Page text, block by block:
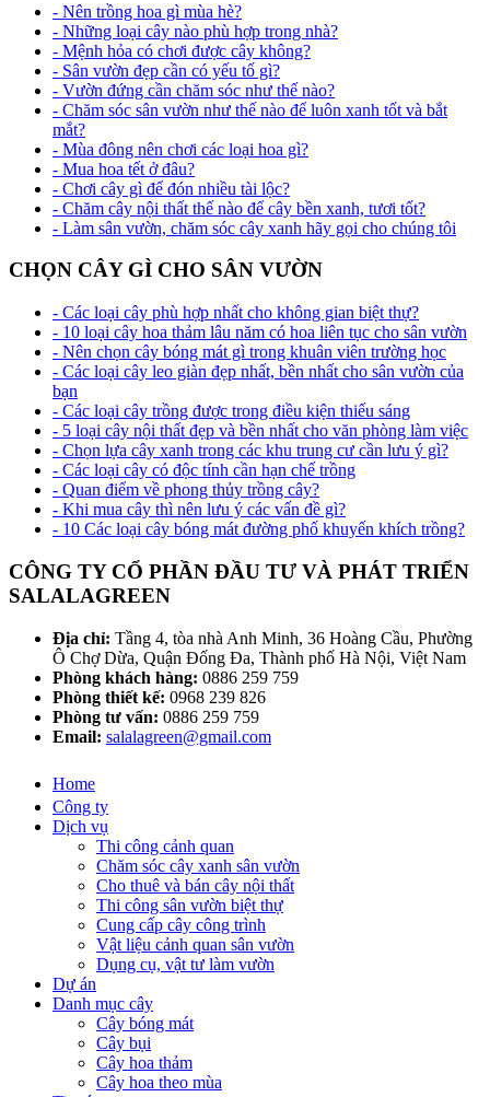
- Nên trồng hoa gì mùa hè?
- Những loại cây nào phù hợp trong nhà?
- Mệnh hỏa có chơi được cây không?
- Sân vườn đẹp cần có yếu tố gì?
- Vườn đứng cần chăm sóc như thế nào?
- Chăm sóc sân vườn như thế nào để luôn xanh tốt và bắt
mắt?
- Mùa đông nên chơi các loại hoa gì?
- Mua hoa tết ở đâu?
- Chơi cây gì để đón nhiều tài lộc?
- Chăm cây nội thất thế nào để cây bền xanh, tươi tốt?
- Làm sân vườn, chăm sóc cây xanh hãy gọi cho chúng tôi
CHỌN CÂY GÌ CHO SÂN VƯỜN
- Các loại cây phù hợp nhất cho không gian biệt thự?
- 10 loại cây hoa thảm lâu năm có hoa liên tục cho sân vườn
- Nên chọn cây bóng mát gì trong khuân viên trường học
- Các loại cây leo giàn đẹp nhất, bền nhất cho sân vườn của
bạn
- Các loại cây trồng được trong điều kiện thiếu sáng
- 5 loại cây nội thất đẹp và bền nhất cho văn phòng làm việc
- Chọn lựa cây xanh trong các khu trung cư cần lưu ý gì?
- Các loại cây có độc tính cần hạn chế trồng
- Quan điểm về phong thủy trồng cây?
- Khi mua cây thì nên lưu ý các vấn đề gì?
- 10 Các loại cây bóng mát đường phố khuyến khích trồng?
CÔNG TY CỔ PHẦN ĐẦU TƯ VÀ PHÁT TRIỂN
SALALAGREEN
Địa chỉ: Tầng 4, tòa nhà Anh Minh, 36 Hoàng Cầu, Phường
Ô Chợ Dừa, Quận Đống Đa, Thành phố Hà Nội, Việt Nam
Phòng khách hàng: 0886 259 759
Phòng thiết kế: 0968 239 826
Phòng tư vấn: 0886 259 759
Email: salalagreen@gmail.com
Home
Công ty
Dịch vụ
Thi công cảnh quan
Chăm sóc cây xanh sân vườn
Cho thuê và bán cây nội thất
Thi công sân vườn biệt thự
Cung cấp cây công trình
Vật liệu cảnh quan sân vườn
Dụng cụ, vật tư làm vườn
Dự án
Danh mục cây
Cây bóng mát
Cây bụi
Cây hoa thảm
Cây hoa theo mùa